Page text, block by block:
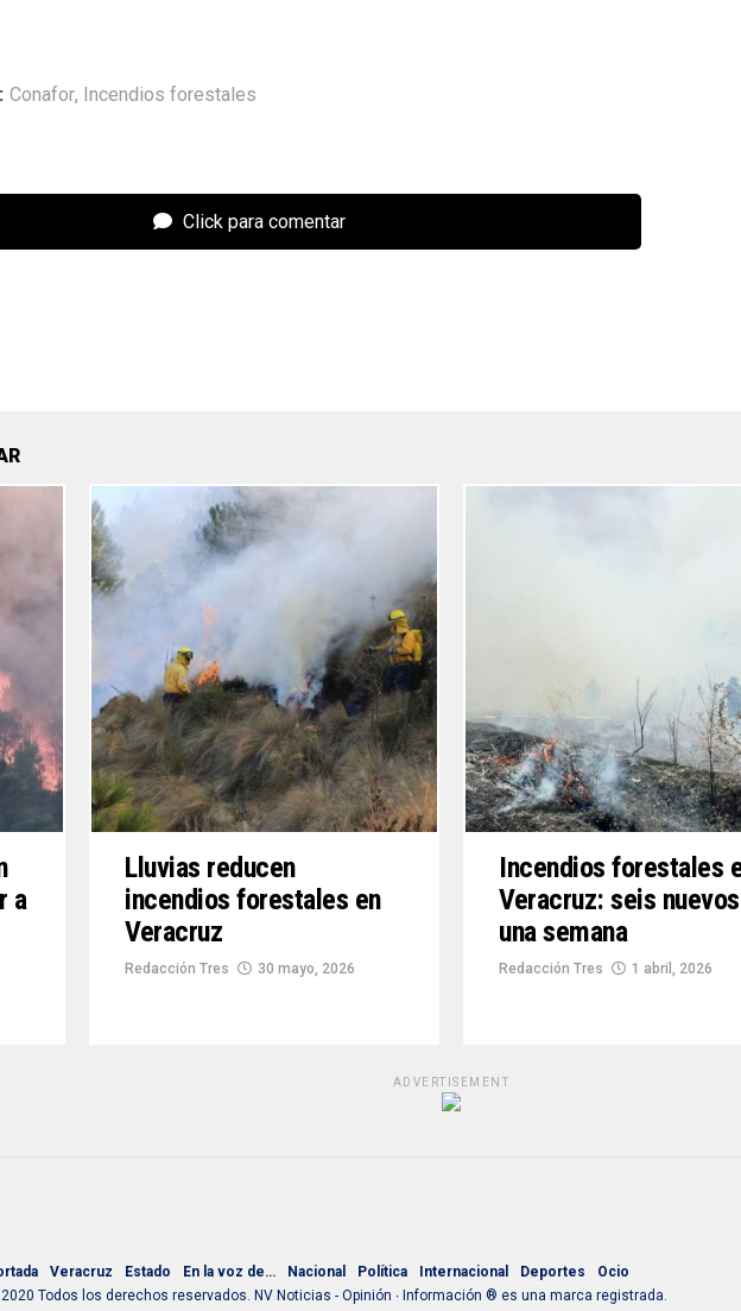
Conafor, Incendios forestales
Click para comentar
a
Lluvias reducen
incendios forestales en
Veracruz
Redacción Tres 30 mayo, 2026
Incendios forestales
Veracruz: seis
una semana
Redacción Tres 1 abril, 2026
ADVERTISEMENT
Veracruz Estado En la voz de… Nacional Política Internacional Deportes
Ocio
Todos los derechos reservados. NV Noticias - Opinión ∙ Información ® es una marca registrada.